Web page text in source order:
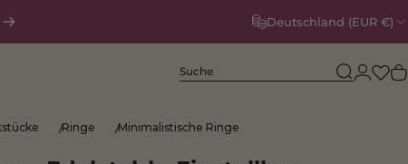
Deutschland (EUR €)
Suche Suche Login
Ringe Minimalistische Ringe